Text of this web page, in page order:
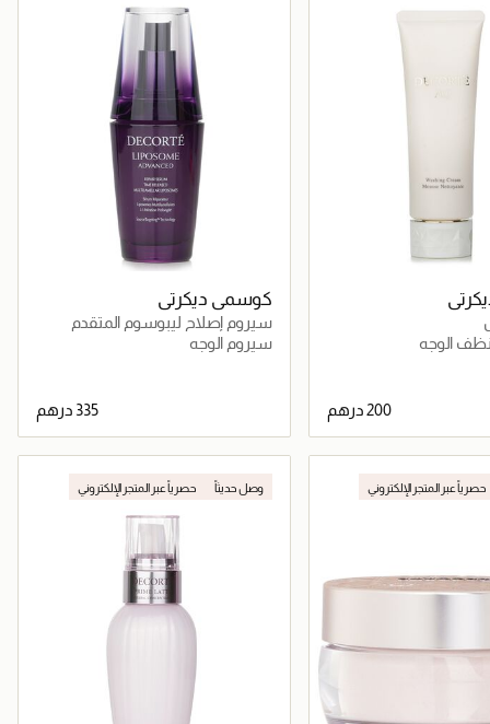
الوجه
⁦200⁩ درهم
جاري تحميل التفاصيل
كوسمي ديكرتي
سيروم إصلاح ليبوسوم المتقدم
سيروم الوجه
جاري تحميل التفاصيل
حصرياً عبر المتجر الإلكتروني وصل حديثاً حصرياً عبر المتجر الإلكتروني